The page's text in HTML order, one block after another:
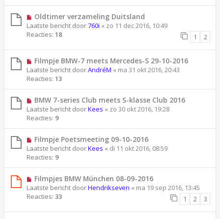
Oldtimer verzameling Duitsland
Laatste bericht door760i « zo 11 dec 2016, 10:49
Reacties: 18 1 2
Filmpje BMW-7 meets Mercedes-S 29-10-2016
Laatste bericht doorAndréM « ma 31 okt 2016, 20:43
Reacties: 13
BMW 7-series Club meets S-klasse Club 2016
Laatste bericht doorKees « zo 30 okt 2016, 19:28
Reacties: 9
Filmpje Poetsmeeting 09-10-2016
Laatste bericht doorKees « di 11 okt 2016, 08:59
Reacties: 9
Filmpjes BMW München 08-09-2016
Laatste bericht doorHendrikseven « ma 19 sep 2016, 13:45
Reacties: 33 1 2 3